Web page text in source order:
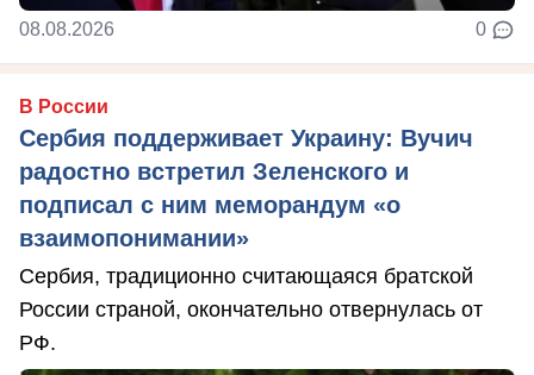
08.08.2026 0
В России
Сербия поддерживает Украину: Вучич
радостно встретил Зеленского и
подписал с ним меморандум «о
взаимопонимании»
Сербия, традиционно считающаяся братской
России страной, окончательно отвернулась от
РФ.